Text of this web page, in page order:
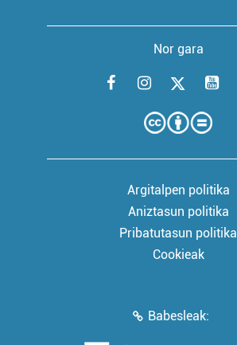
Nor gara
Argitalpen politika
Aniztasun politika
Pribatutasun politika
Cookieak
Babesleak: